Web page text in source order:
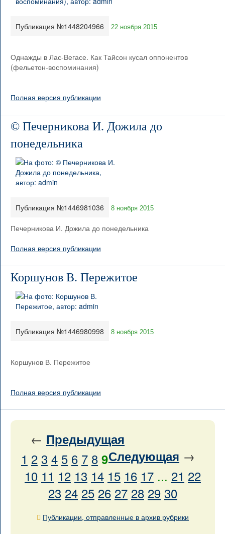
Публикация №1448204966 22 ноября 2015
Однажды в Лас-Вегасе. Как Тайсон кусал оппонентов
(фельетон-воспоминания)
Полная версия публикации
© Печерникова И. Дожила до
понедельника
Публикация №1446981036 8 ноября 2015
Печерникова И. Дожила до понедельника
Полная версия публикации
Коршунов В. Пережитое
Публикация №1446980998 8 ноября 2015
Коршунов В. Пережитое
Полная версия публикации
← Предыдущая
Следующая →
1 2 3 4 5 6 7 8 9
10 11 12 13 14 15 16 17 ... 21 22
23 24 25 26 27 28 29 30
Публикации, отправленные в архив рубрики